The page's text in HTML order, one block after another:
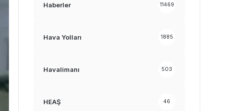
Haberler 11469
Hava Yolları 1885
Havalimanı 503
HEAŞ 46